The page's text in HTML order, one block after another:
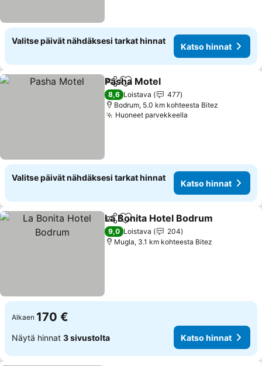
Valitse päivät nähdäksesi tarkat hinnat
Katso hinnat
Jaa Lisää suosikkeihin
Pasha Motel
8,6 Loistava
477
Bodrum, 5.0 km kohteesta Bitez
Huoneet parvekkeella
Valitse päivät nähdäksesi tarkat hinnat
Katso hinnat
Jaa Lisää suosikkeihin
La Bonita Hotel Bodrum
9,0 Loistava
204
Mugla, 3.1 km kohteesta Bitez
Alkaen 170 €
Näytä hinnat 3 sivustolta Katso hinnat